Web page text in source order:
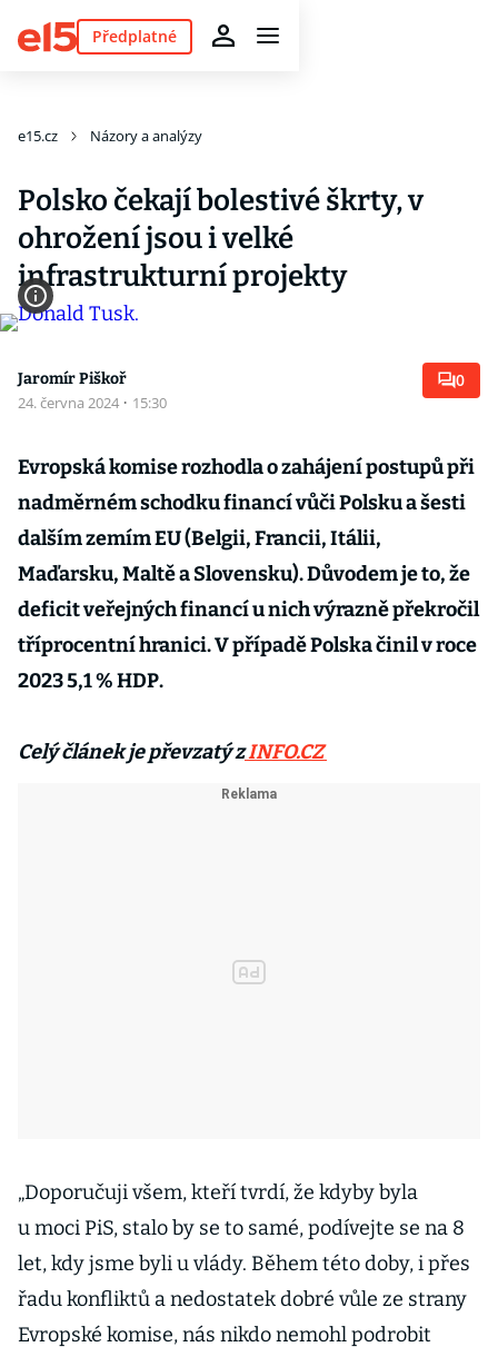
Předplatné
e15.cz Názory a analýzy
Polsko čekají bolestivé škrty, v
ohrožení jsou i velké
infrastrukturní projekty
Jaromír Piškoř
24. června 2024 · 15:30
0
Evropská komise rozhodla o zahájení postupů při
nadměrném schodku financí vůči Polsku a šesti
dalším zemím EU (Belgii, Francii, Itálii,
Maďarsku, Maltě a Slovensku). Důvodem je to, že
deficit veřejných financí u nich výrazně překročil
tříprocentní hranici. V případě Polska činil v roce
2023 5,1 % HDP.
Celý článek je převzatý zINFO.CZ
„Doporučuji všem, kteří tvrdí, že kdyby byla
u moci PiS, stalo by se to samé, podívejte se na 8
let, kdy jsme byli u vlády. Během této doby, i přes
řadu konfliktů a nedostatek dobré vůle ze strany
Evropské komise, nás nikdo nemohl podrobit